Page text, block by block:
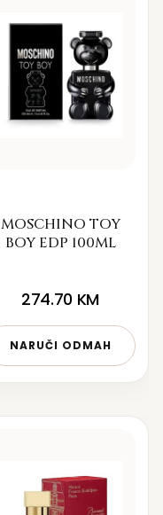
MOSCHINO TOY
BOY EDP 100ML
274.70 KM
NARUČI ODMAH